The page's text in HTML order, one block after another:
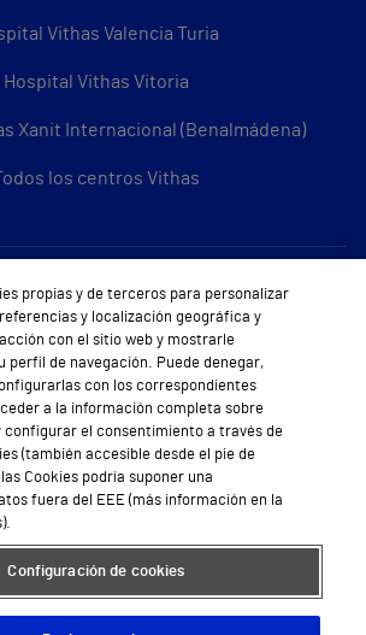
Vithas Valencia Turia
Hospital Vithas Vitoria
Xanit Internacional (Benalmádena)
los centros Vithas
Sobre Vithas
Quiénes somos
Trabajar en Vithas
Teléfono Cita Médica
Atención al Cliente
seguridad y salud en el trabajo
Conoce a Supervita
propias y de terceros para personalizar
y localización geográfica y
con el sitio web y mostrarle
perfil de navegación. Puede denegar,
con los correspondientes
a la información completa sobre
configurar el consentimiento a través de
(también accesible desde el pie de
Cookies podría suponer una
fuera del EEE (más información en la
Configuración de cookies